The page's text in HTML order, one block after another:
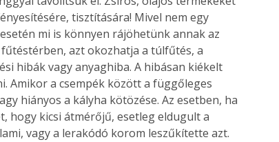
tisztítására! Mivel nem egy
mi is könnyen rájöhetünk annak az
azt okozhatja a túlfűtés, a
hibák vagy anyaghiba. A hibásan kiékelt
Amikor a csempék között a függőleges
hiányos a kályha kötözése. Az esetben, ha
hogy kicsi átmérőjű, esetleg eldugult a
vagy a lerakódó korom leszűkítette azt.